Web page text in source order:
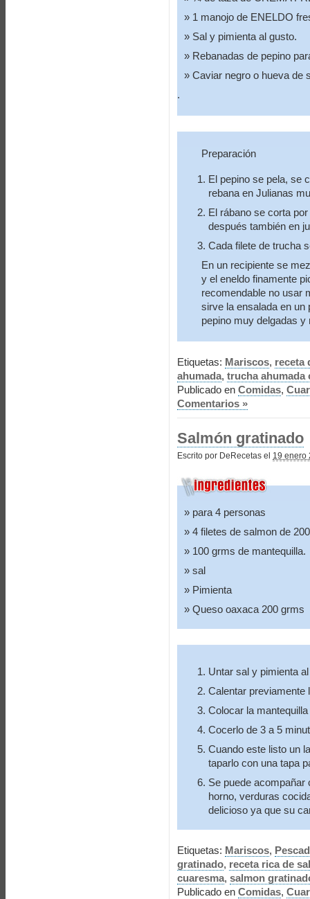
1 manojo de ENELDO
Sal y pimienta al gusto.
Rebanadas de pepino
Caviar negro o hueva de
.
Preparación
El pepino se pela, se
rebana en Julianas
El rábano se corta
después también en
Cada filete de trucha
En un recipiente se
y el eneldo finamente
recomendable no usar
sirve la ensalada en un
pepino muy delgadas y
Etiquetas: Mariscos, receta
ahumada, trucha ahumada
Publicado en Comidas,
Comentarios »
Salmón gratinado
Escrito por DeRecetas el 19 enero
para 4 personas
4 filetes de salmon de
100 grms de mantequilla.
sal
Pimienta
Queso oaxaca 200 grms
Untar sal y pimienta
Calentar previamente
Colocar la
Cocerlo de 3 a 5
Cuando este listo un
taparlo con una tapa
Se puede acompañar
horno, verduras
delicioso ya que su
Etiquetas: Mariscos,
gratinado, receta rica de
cuaresma, salmon
Publicado en Comidas,